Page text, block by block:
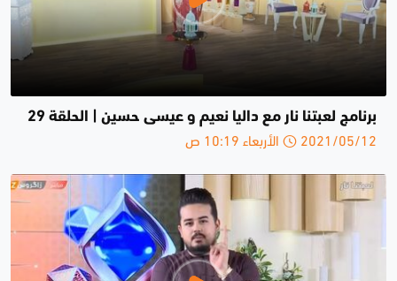
برنامج لعبتنا نار مع داليا نعيم و عيسى حسين | الحلقة 29
2021/05/12 الأربعاء 10:19 ص